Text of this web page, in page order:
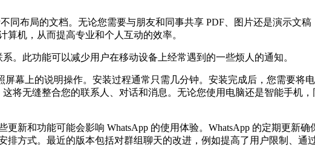
同布局的文档。无论您需要与朋友和同事共享 PDF、图片还是演示文稿
机，从而提高专业和个人互动的效率。
。此功能可以减少用户在移动设备上经常遇到的一些烦人的通知。
幕上的说明操作。安装过程通常只需几分钟。安装完成后，您需要将
将无缝整合您的联系人、对话和消息。无论您使用电脑还是智能手机，
新和功能可能会影响 WhatsApp 的使用体验。WhatsApp 的定期更新
方式。最近的版本包括对群组聊天的改进，例如提高了用户限制、通